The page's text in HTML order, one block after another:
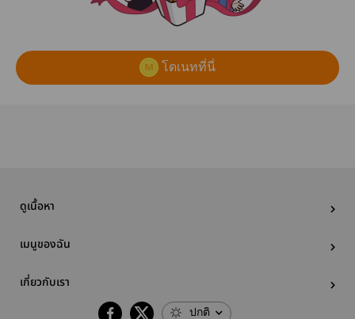
โดเนทที่นี่
ดูเนื้อหา
เมนูของฉัน
เกี่ยวกับเรา
ปกติ